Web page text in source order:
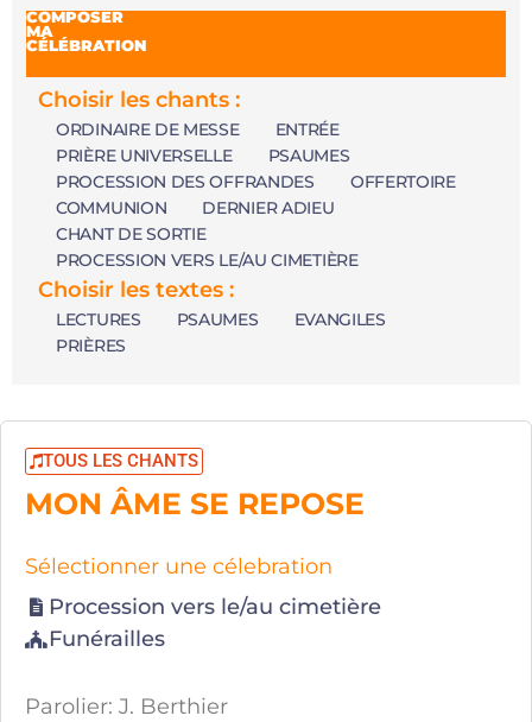
COMPOSER
MA
CÉLÉBRATION
Choisir les chants :
ORDINAIRE DE MESSE
ENTRÉE
PRIÈRE UNIVERSELLE
PSAUMES
PROCESSION DES OFFRANDES
OFFERTOIRE
COMMUNION
DERNIER ADIEU
CHANT DE SORTIE
PROCESSION VERS LE/AU CIMETIÈRE
Choisir les textes :
LECTURES PSAUMES
EVANGILES
PRIÈRES
TOUS LES CHANTS
MON ÂME SE REPOSE
Sélectionner une célebration
Procession vers le/au cimetière
Funérailles
Parolier: J. Berthier